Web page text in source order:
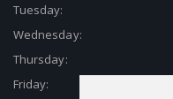
Tuesday:
Wednesday:
Thursday:
Friday: